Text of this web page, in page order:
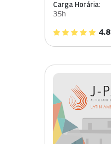
Carga Horária:
35h
4.8